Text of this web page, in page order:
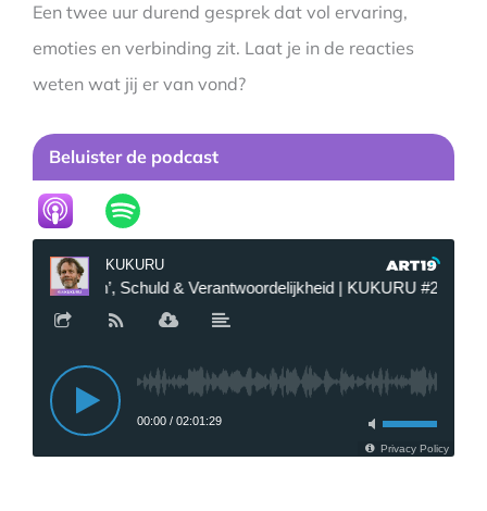
Een twee uur durend gesprek dat vol ervaring,
emoties en verbinding zit. Laat je in de reacties
weten wat jij er van vond?
Beluister de podcast